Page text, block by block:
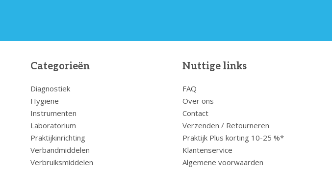
Categorieën
Diagnostiek
Hygiëne
Instrumenten
Laboratorium
Praktijkinrichting
Verbandmiddelen
Verbruiksmiddelen
Nuttige links
FAQ
Over ons
Contact
Verzenden / Retourneren
Praktijk Plus korting 10-25 %*
Klantenservice
Algemene voorwaarden